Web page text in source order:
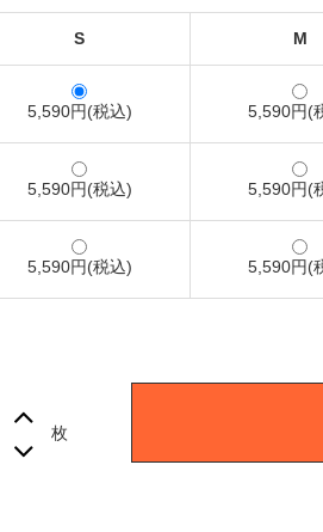
S M
5,590円(税込) 5,590円(
5,590円(税込) 5,590円(
5,590円(税込) 5,590円(
枚